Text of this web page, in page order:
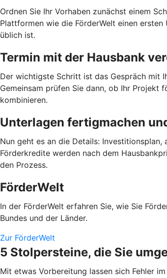
Ordnen Sie Ihr Vorhaben zunächst einem
Plattformen wie die FörderWelt einen
üblich ist.
Termin mit der Hausbank
Der wichtigste Schritt ist das Gespräch mit
Gemeinsam prüfen Sie dann, ob Ihr
kombinieren.
Unterlagen fertigmachen
Nun geht es an die Details:
Förderkredite werden nach dem
den Prozess.
FörderWelt
In der FörderWelt erfahren Sie, wie Sie
Bundes und der Länder.
Zur FörderWelt
5 Stolpersteine, die Sie
Mit etwas Vorbereitung lassen sich Fehler